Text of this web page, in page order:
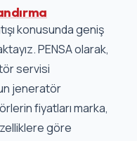
konusunda geniş
PENSA olarak,
servisi
jeneratör
fiyatları marka,
göre